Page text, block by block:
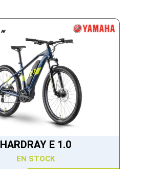
HARDRAY E 1.0
EN STOCK